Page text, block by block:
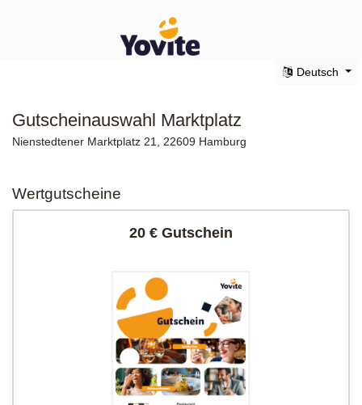
Deutsch
Gutscheinauswahl Marktplatz
Nienstedtener Marktplatz 21, 22609 Hamburg
Wertgutscheine
20 € Gutschein